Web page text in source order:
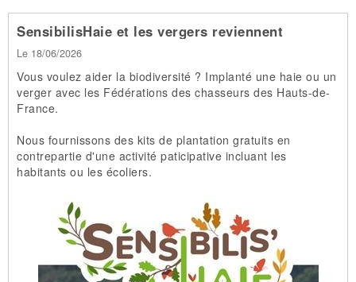
SensibilisHaie et les vergers reviennent
Le 18/06/2026
Vous voulez aider la biodiversité ? Implanté une haie ou un
verger avec les Fédérations des chasseurs des Hauts-de-
France.
Nous fournissons des kits de plantation gratuits en
contrepartie d'une activité paticipative incluant les
habitants ou les écoliers.